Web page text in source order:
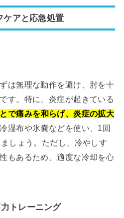
ケアと応急処置
は無理な動作を避け、肘を十
す。特に、炎症が起きている
で痛みを和らげ、炎症の拡大
湿布や氷嚢などを使い、1回
しょう。ただし、冷やしす
もあるため、適度な冷却を心
トレーニング